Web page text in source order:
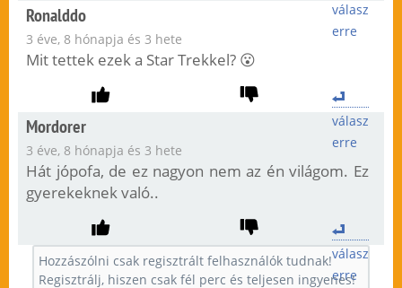
válasz
erre
Ronalddo
3 éve, 8 hónapja és 3 hete
Mit tettek ezek a Star Trekkel? 😮
válasz
erre
Mordorer
3 éve, 8 hónapja és 3 hete
Hát jópofa, de ez nagyon nem az én világom. Ez
gyerekeknek való..
válasz
erre